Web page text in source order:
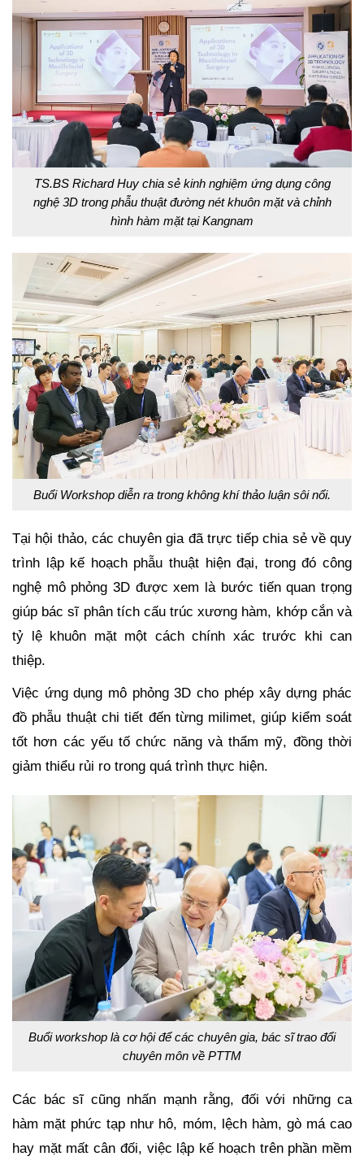
TS.BS Richard Huy chia sẻ kinh nghiệm ứng dụng công
nghệ 3D trong phẫu thuật đường nét khuôn mặt và chỉnh
hình hàm mặt tại Kangnam
Buổi Workshop diễn ra trong không khí thảo luận sôi nổi.
Tại hội thảo, các chuyên gia đã trực tiếp chia sẻ về quy
trình lập kế hoạch phẫu thuật hiện đại, trong đó công
nghệ mô phỏng 3D được xem là bước tiến quan trọng
giúp bác sĩ phân tích cấu trúc xương hàm, khớp cắn và
tỷ lệ khuôn mặt một cách chính xác trước khi can
thiệp.
Việc ứng dụng mô phỏng 3D cho phép xây dựng phác
đồ phẫu thuật chi tiết đến từng milimet, giúp kiểm soát
tốt hơn các yếu tố chức năng và thẩm mỹ, đồng thời
giảm thiểu rủi ro trong quá trình thực hiện.
Buổi workshop là cơ hội để các chuyên gia, bác sĩ trao đổi
chuyên môn về PTTM
Các bác sĩ cũng nhấn mạnh rằng, đối với những ca
hàm mặt phức tạp như hô, móm, lệch hàm, gò má cao
hay mặt mất cân đối, việc lập kế hoạch trên phần mềm